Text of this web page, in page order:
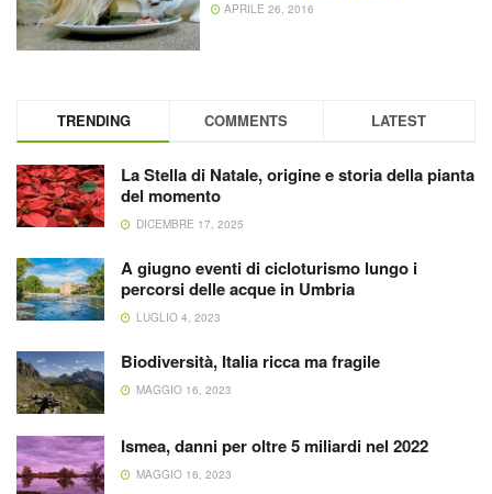
APRILE 26, 2016
TRENDING COMMENTS LATEST
La Stella di Natale, origine e storia della pianta
del momento
DICEMBRE 17, 2025
A giugno eventi di cicloturismo lungo i
percorsi delle acque in Umbria
LUGLIO 4, 2023
Biodiversità, Italia ricca ma fragile
MAGGIO 16, 2023
Ismea, danni per oltre 5 miliardi nel 2022
MAGGIO 16, 2023